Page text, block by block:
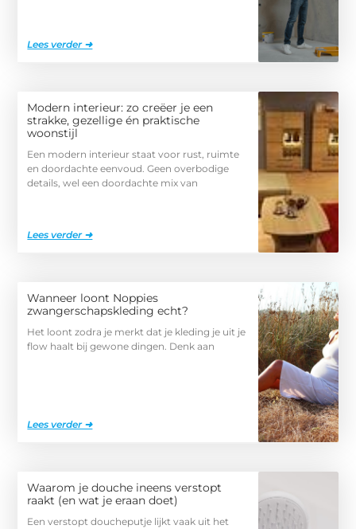
Lees verder ➜
Modern interieur: zo creëer je een
strakke, gezellige én praktische
woonstijl
Een modern interieur staat voor rust, ruimte
en doordachte eenvoud. Geen overbodige
details, wel een doordachte mix van
Lees verder ➜
Wanneer loont Noppies
zwangerschapskleding echt?
Het loont zodra je merkt dat je kleding je uit je
flow haalt bij gewone dingen. Denk aan
Lees verder ➜
Waarom je douche ineens verstopt
raakt (en wat je eraan doet)
Een verstopt doucheputje lijkt vaak uit het